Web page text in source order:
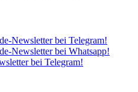
Newsletter bei Telegram!
Newsletter bei Whatsapp!
bei Telegram!